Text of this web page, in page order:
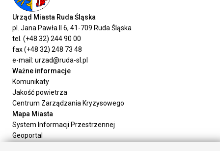
Urząd Miasta Ruda Śląska
pl. Jana Pawła II 6, 41-709 Ruda Śląska
tel. (+48 32) 244 90 00
fax (+48 32) 248 73 48
e-mail: urzad@ruda-sl.pl
Ważne informacje
Komunikaty
Jakość powietrza
Centrum Zarządzania Kryzysowego
Mapa Miasta
System Informacji Przestrzennej
Geoportal